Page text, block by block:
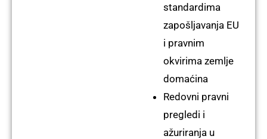
standardima
zapošljavanja EU
i pravnim
okvirima zemlje
domaćina
Redovni pravni
pregledi i
ažuriranja u